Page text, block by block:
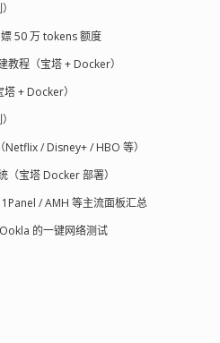
50 万 tokens 额度
程（宝塔 + Docker）
+ Docker）
Netflix / Disney+ / HBO 等）
宝塔 Docker 部署）
/ AMH 等主流面板汇总
的一键网络测试